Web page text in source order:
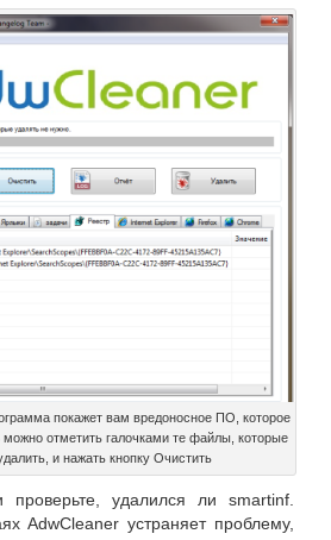
покажет вам вредоносное ПО, которое
можно отметить галочками те файлы, которые
и нажать кнопку Очистить
проверьте, удалился ли smartinf.
AdwCleaner устраняет проблему,